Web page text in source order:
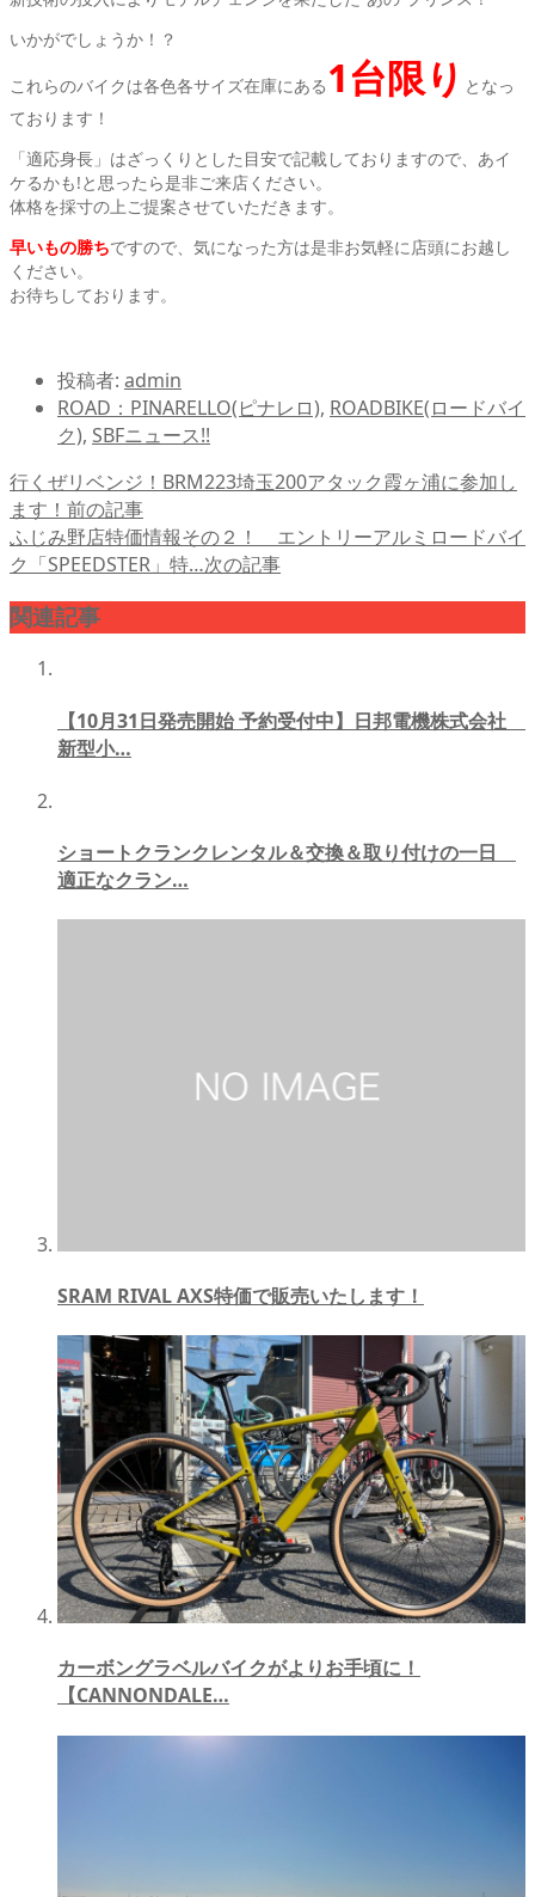
いかがでしょうか！？
これらのバイクは各色各サイズ在庫にある 1台限り となっ
ております！
「適応身長」はざっくりとした目安で記載しておりますので、あイ
ケるかも!と思ったら是非ご来店ください。
体格を採寸の上ご提案させていただきます。
早いもの勝ちですので、気になった方は是非お気軽に店頭にお越し
ください。
お待ちしております。
投稿者: admin
ROAD：PINARELLO(ピナレロ), ROADBIKE(ロードバイ
ク), SBFニュース!!
行くぜリベンジ！BRM223埼玉200アタック霞ヶ浦に参加し
ます！ 前の記事
ふじみ野店特価情報その２！ エントリーアルミロードバイ
ク「SPEEDSTER」特…次の記事
関連記事
【10月31日発売開始 予約受付中】日邦電機株式会社
新型小…
ショートクランクレンタル＆交換＆取り付けの一日
適正なクラン…
SRAM RIVAL AXS特価で販売いたします！
カーボングラベルバイクがよりお手頃に！
【CANNONDALE…